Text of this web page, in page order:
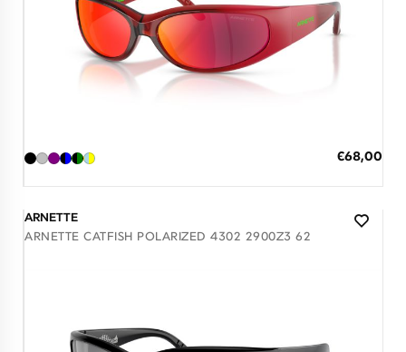
Ειδική
€68,00
ARNETTE
ARNETTE CATFISH POLARIZED 4302 2900Z3 62